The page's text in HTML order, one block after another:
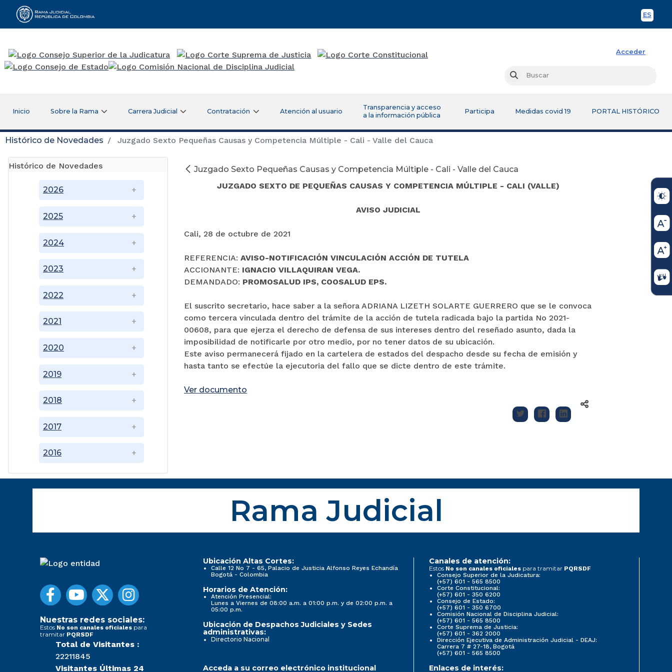
ES
Rama Judicial
Acceder
Buscar
Inicio Sobre la Rama Carrera Judicial Contratación Atención al usuario
Transparencia y acceso
a la información pública
Participa Medidas covid 19 PORTAL HISTÓRICO
Histórico de Novedades Juzgado Sexto Pequeñas Causas y Competencia Múltiple - Cali - Valle del Cauca
Histórico de Novedades
2016
2017
2018
2019
2020
2021
2022
2023
2024
2025
2026
Juzgado Sexto Pequeñas Causas y Competencia Múltiple - Cali - Valle del Cauca
JUZGADO SEXTO DE PEQUEÑAS CAUSAS Y COMPETENCIA MÚLTIPLE - CALI (VALLE)
AVISO JUDICIAL
Cali, 28 de octubre de 2021
REFERENCIA: AVISO-NOTIFICACIÓN VINCULACIÓN ACCIÓN DE TUTELA
ACCIONANTE: IGNACIO VILLAQUIRAN VEGA.
DEMANDADO: PROMOSALUD IPS, COOSALUD EPS.
El suscrito secretario, hace saber a la señora ADRIANA LIZETH SOLARTE GUERRERO que se le convoca
como tercera vinculada dentro del trámite de la acción de tutela radicada bajo la partida No 2021-
00608, para que ejerza el derecho de defensa de sus intereses dentro del reseñado asunto, dada la
imposibilidad de notificarle por otro medio, por no tener datos de su ubicación.
Este aviso permanecerá fijado en la cartelera de estados del despacho desde su fecha de emisión y
hasta tanto se efectúe la ejecutoria del fallo que se dicte dentro de este trámite.
Ver documento
Rama Judicial
Nuestras redes sociales:
Estos No son canales oficiales para
tramitar PQRSDF
Total de Visitantes :
22211845
Visitantes Últimas 24
Ubicación Altas Cortes:
Calle 12 No 7 - 65, Palacio de Justicia Alfonso Reyes Echandía
Bogotá - Colombia
Horarios de Atención:
Atención Presencial:
Lunes a Viernes de 08:00 a.m. a 01:00 p.m. y de 02:00 p.m. a
05:00 p.m.
Ubicación de Despachos Judiciales y Sedes
administrativas:
Directorio Nacional
Canales de atención:
Estos No son canales oficiales para tramitar PQRSDF
Consejo Superior de la Judicatura:
(+57) 601 - 565 8500
Corte Constitucional:
(+57) 601 - 350 6200
Consejo de Estado:
(+57) 601 - 350 6700
Comisión Nacional de Disciplina Judicial:
(+57) 601 - 565 8500
Corte Suprema de Justicia:
(+57) 601 - 362 2000
Dirección Ejecutiva de Administración Judicial - DEAJ:
Carrera 7 # 27-18, Bogotá
(+57) 601 - 565 8500
Acceda a su correo electrónico institucional Enlaces de interés: